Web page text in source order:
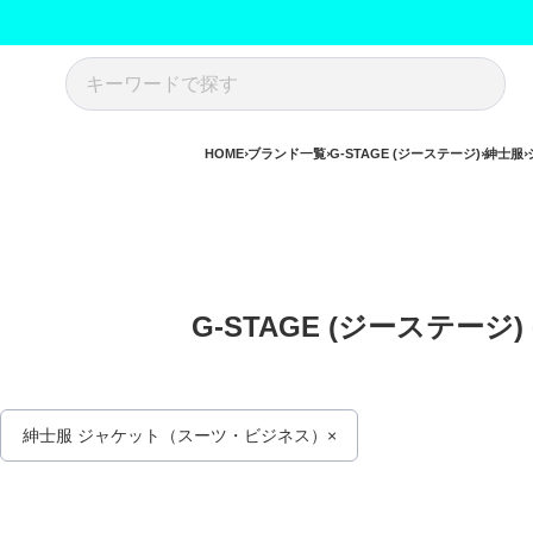
HOME ブランド一覧 G-STAGE (ジーステージ) 紳士服
G-STAGE (ジーステー
紳士服 ジャケット（スーツ・ビジネス）